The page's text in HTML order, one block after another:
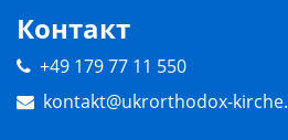
Контакт
+49 179 77 11 550
kontakt@ukrorthodox-kirche.